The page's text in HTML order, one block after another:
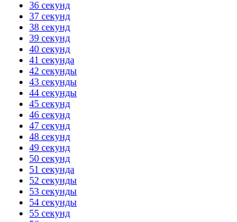
36 секунд
37 секунд
38 секунд
39 секунд
40 секунд
41 секунда
42 секунды
43 секунды
44 секунды
45 секунд
46 секунд
47 секунд
48 секунд
49 секунд
50 секунд
51 секунда
52 секунды
53 секунды
54 секунды
55 секунд